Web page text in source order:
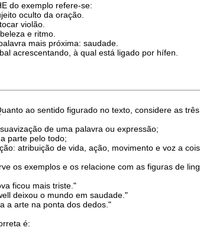
do exemplo refere-se:
oculto da oração.
violão.
e ritmo.
mais próxima: saudade.
acrescentando, à qual está ligado por hífen.
ao sentido figurado no texto, considere as
de uma palavra ou expressão;
parte pelo todo;
atribuição de vida, ação, movimento e voz a
os exemplos e os relacione com as figuras de
ficou mais triste."
deixou o mundo em saudade."
a arte na ponta dos dedos."
é: